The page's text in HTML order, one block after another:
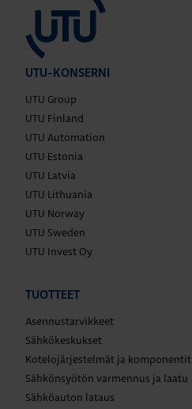
UTU-KONSERNI
UTU Group
UTU Finland
UTU Automation
UTU Estonia
UTU Latvia
UTU Lithuania
UTU Norway
UTU Sweden
UTU Invest Oy
TUOTTEET
Asennustarvikkeet
Sähkökeskukset
Kotelojärjestelmät ja komponentit
Sähkönsyötön varmennus ja laatu
Sähköauton lataus